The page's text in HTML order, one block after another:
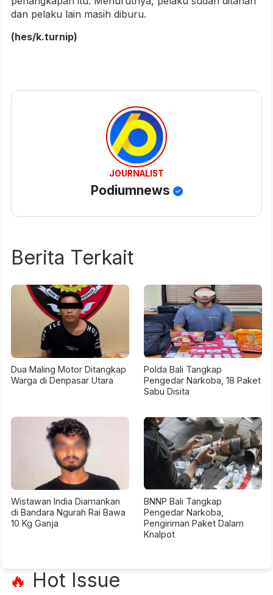
dan pelaku lain masih diburu.
(hes/k.turnip)
JOURNALIST
Podiumnews
Berita Terkait
Dua Maling Motor Ditangkap
Warga di Denpasar Utara
Polda Bali Tangkap
Pengedar Narkoba, 18 Paket
Sabu Disita
Wistawan India Diamankan
di Bandara Ngurah Rai Bawa
10 Kg Ganja
BNNP Bali Tangkap
Pengedar Narkoba,
Pengiriman Paket Dalam
Knalpot
🔥 Hot Issue